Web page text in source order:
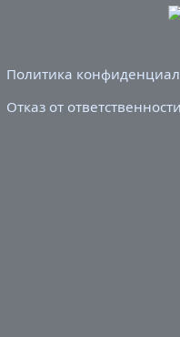
Политика
Отказ от ответственности